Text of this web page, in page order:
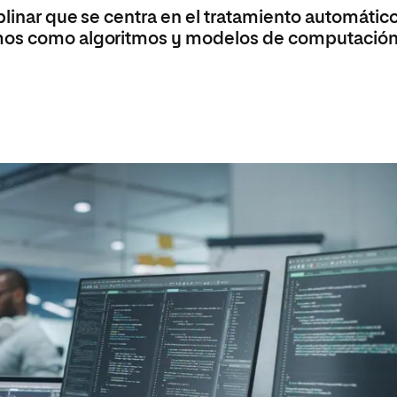
en Energías Renovables
en Ingeniería del Software y
que se centra en el tratamiento
como algoritmos y modelos de